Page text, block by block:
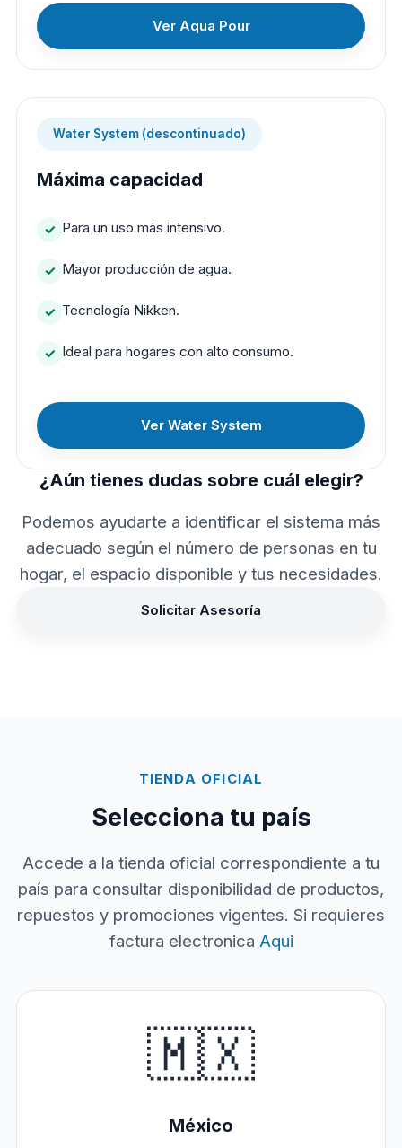
Ver Aqua Pour
Water System (descontinuado)
Máxima capacidad
Para un uso más intensivo.
Mayor producción de agua.
Tecnología Nikken.
Ideal para hogares con alto consumo.
Ver Water System
¿Aún tienes dudas sobre cuál elegir?
Podemos ayudarte a identificar el sistema más
adecuado según el número de personas en tu
hogar, el espacio disponible y tus necesidades.
Solicitar Asesoría
TIENDA OFICIAL
Selecciona tu país
Accede a la tienda oficial correspondiente a tu
país para consultar disponibilidad de productos,
repuestos y promociones vigentes. Si requieres
factura electronica Aqui
🇲🇽
México